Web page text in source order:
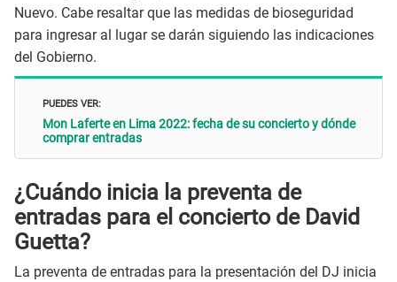
Nuevo. Cabe resaltar que las medidas de bioseguridad
para ingresar al lugar se darán siguiendo las indicaciones
del Gobierno.
PUEDES VER:
Mon Laferte en Lima 2022: fecha de su concierto y dónde
comprar entradas
¿Cuándo inicia la preventa de
entradas para el concierto de David
Guetta?
La preventa de entradas para la presentación del DJ inicia